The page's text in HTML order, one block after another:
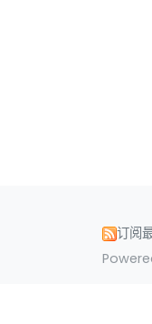
订阅